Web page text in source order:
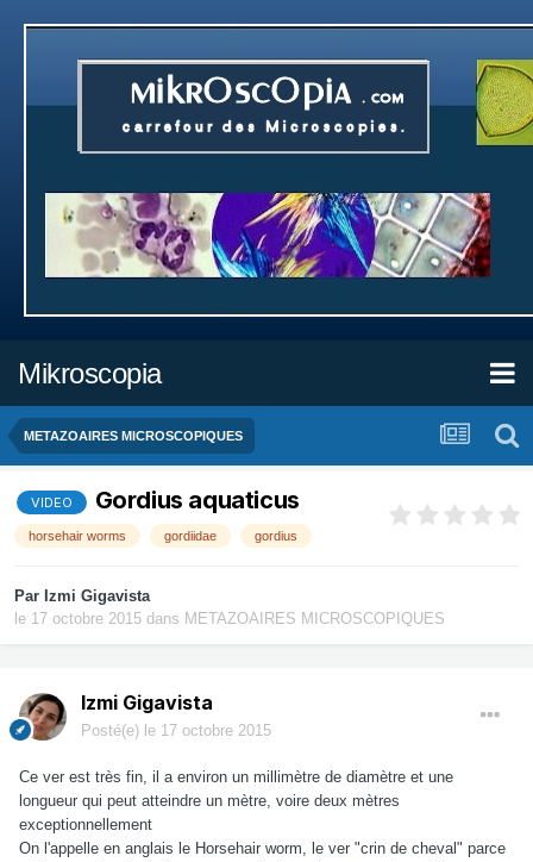
Mikroscopia
METAZOAIRES MICROSCOPIQUES
VIDEO Gordius aquaticus
horsehair worms gordiidae gordius
Par Izmi Gigavista
le 17 octobre 2015 dans METAZOAIRES MICROSCOPIQUES
Izmi Gigavista
Posté(e) le 17 octobre 2015
Ce ver est très fin, il a environ un millimètre de diamètre et une
longueur qui peut atteindre un mètre, voire deux mètres
exceptionnellement
On l'appelle en anglais le Horsehair worm, le ver "crin de cheval" parce